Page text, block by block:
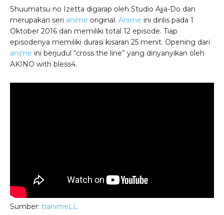
Shuumatsu no Izetta digarap oleh Studio Ajja-Do dan
merupakan seri anime original. Anime ini dirilis pada 1
Oktober 2016 dan memiliki total 12 episode. Tiap
episodenya memiliki durasi kisaran 25 menit. Opening dari
anime ini berjudul “cross the line” yang dinyanyikan oleh
AKINO with bless4.
Sumber: tranimeLL